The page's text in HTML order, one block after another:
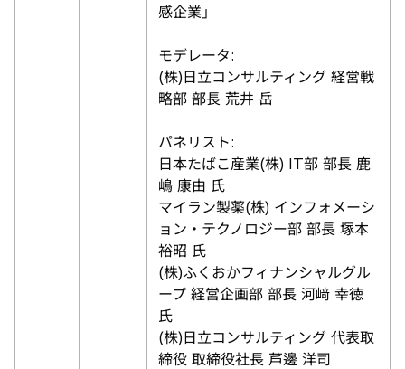
感企業」
モデレータ:
(株)日立コンサルティング 経営戦
略部 部長 荒井 岳
パネリスト:
日本たばこ産業(株) IT部 部長 鹿
嶋 康由 氏
マイラン製薬(株) インフォメーシ
ョン・テクノロジー部 部長 塚本
裕昭 氏
(株)ふくおかフィナンシャルグル
ープ 経営企画部 部長 河﨑 幸徳
氏
(株)日立コンサルティング 代表取
締役 取締役社長 芦邊 洋司